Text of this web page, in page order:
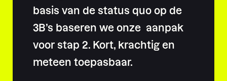
basis van de status quo op de
3B’s baseren we onze aanpak
voor stap 2. Kort, krachtig en
meteen toepasbaar.